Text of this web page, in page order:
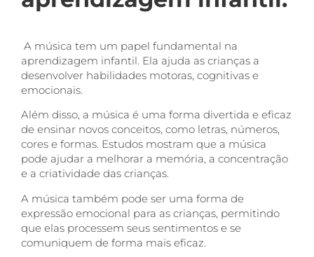
A música tem um papel fundamental na
aprendizagem infantil. Ela ajuda as crianças a
desenvolver habilidades motoras, cognitivas e
emocionais.
Além disso, a música é uma forma divertida e eficaz
de ensinar novos conceitos, como letras, números,
cores e formas. Estudos mostram que a música
pode ajudar a melhorar a memória, a concentração
e a criatividade das crianças.
A música também pode ser uma forma de
expressão emocional para as crianças, permitindo
que elas processem seus sentimentos e se
comuniquem de forma mais eficaz.